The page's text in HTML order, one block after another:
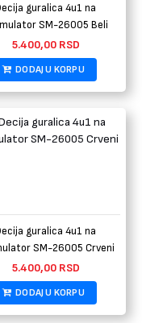
guralica 4u1 na
SM-26005 Beli
5.400,00 RSD
DODAJ U KORPU
guralica 4u1 na
SM-26005 Crveni
5.400,00 RSD
DODAJ U KORPU